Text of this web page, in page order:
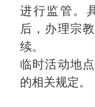
进行监管。
后，办理宗
续。
临时活动地
的相关规定。
第